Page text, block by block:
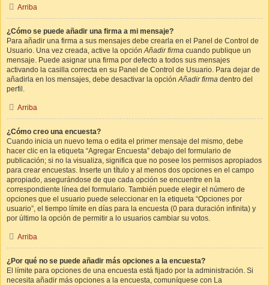
Arriba
¿Cómo se puede añadir una firma a mi mensaje?
Para añadir una firma a sus mensajes debe crearla en el Panel de Control de
Usuario. Una vez creada, active la opciónAñadir firma cuando publique un
mensaje. Puede asignar una firma por defecto a todos sus mensajes
activando la casilla correcta en su Panel de Control de Usuario. Para dejar de
añadirla en los mensajes, debe desactivar la opciónAñadir firma dentro del
perfil.
Arriba
¿Cómo creo una encuesta?
Cuando inicia un nuevo tema o edita el primer mensaje del mismo, debe
hacer clic en la etiqueta “Agregar Encuesta” debajo del formulario de
publicación; si no la visualiza, significa que no posee los permisos apropiados
para crear encuestas. Inserte un título y al menos dos opciones en el campo
apropiado, asegurándose de que cada opción se encuentre en la
correspondiente línea del formulario. También puede elegir el número de
opciones que el usuario puede seleccionar en la etiqueta “Opciones por
usuario”, el tiempo límite en días para la encuesta (0 para duración infinita) y
por último la opción de permitir a lo usuarios cambiar su votos.
Arriba
¿Por qué no se puede añadir más opciones a la encuesta?
El límite para opciones de una encuesta está fijado por la administración. Si
necesita añadir más opciones a la encuesta, comuníquese con La